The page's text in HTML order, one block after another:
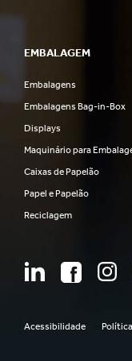
EMBALAGEM
Embalagens
Embalagens Bag-in-Box
Displays
Maquinário para
Caixas de Papelão
Papel e Papelão
Reciclagem
Acessibilidade